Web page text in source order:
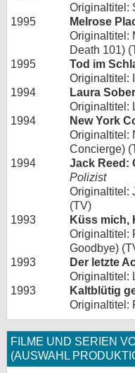
Originaltitel:
1995
Melrose
Originaltitel:
Death 101)
1995
Tod im
Originaltitel:
1994
Laura
Originaltitel:
1994
New York
Originaltitel:
Concierge)
1994
Jack Reed:
Polizist
Originaltitel:
(TV)
1993
Küss mich,
Originaltitel:
Goodbye)
1993
Der letzte
Originaltitel:
1993
Kaltblütig
Originaltitel:
FILME UND SERIEN
(AUSWAHL